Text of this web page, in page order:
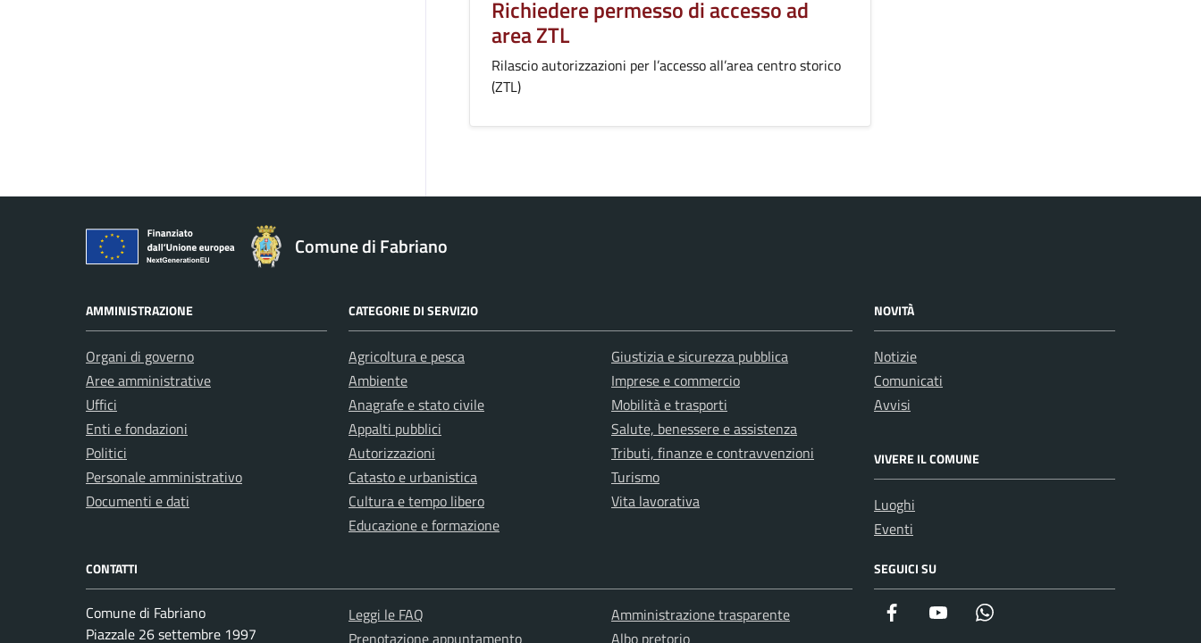
Richiedere permesso di accesso ad
area ZTL
Rilascio autorizzazioni per l’accesso all’area centro storico
(ZTL)
Comune di Fabriano
AMMINISTRAZIONE
Organi di governo
Aree amministrative
Uffici
Enti e fondazioni
Politici
Personale amministrativo
Documenti e dati
CATEGORIE DI SERVIZIO
Agricoltura e pesca
Ambiente
Anagrafe e stato civile
Appalti pubblici
Autorizzazioni
Catasto e urbanistica
Cultura e tempo libero
Educazione e formazione
Giustizia e sicurezza pubblica
Imprese e commercio
Mobilità e trasporti
Salute, benessere e assistenza
Tributi, finanze e contravvenzioni
Turismo
Vita lavorativa
NOVITÀ
Notizie
Comunicati
Avvisi
VIVERE IL COMUNE
Luoghi
Eventi
CONTATTI
Comune di Fabriano
Piazzale 26 settembre 1997
Leggi le FAQ
Prenotazione appuntamento
Amministrazione trasparente
Albo pretorio
SEGUICI SU
Facebook YouTube